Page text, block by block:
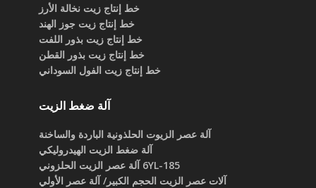
خط إنتاج زيت نخالة الأرز
خط إنتاج زيت جوز الهند
خط إنتاج زيت بذور اللفت
خط إنتاج زيت بذور القطن
خط إنتاج زيت الفول السوداني
آلة ضغط الزيت
آلة عصر الزيوت الحلذونية الباردة والساخنة
آلة ضغط الزيت الهيدروليكي
6YL-185 آلة عصر الزيت الحلزوني
آلات عصر الزيت الحجم الكبير/ آلة عصر الأولي